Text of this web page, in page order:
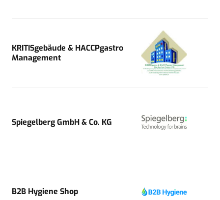
KRITISgebäude & HACCPgastro
Management
Spiegelberg GmbH & Co. KG
B2B Hygiene Shop